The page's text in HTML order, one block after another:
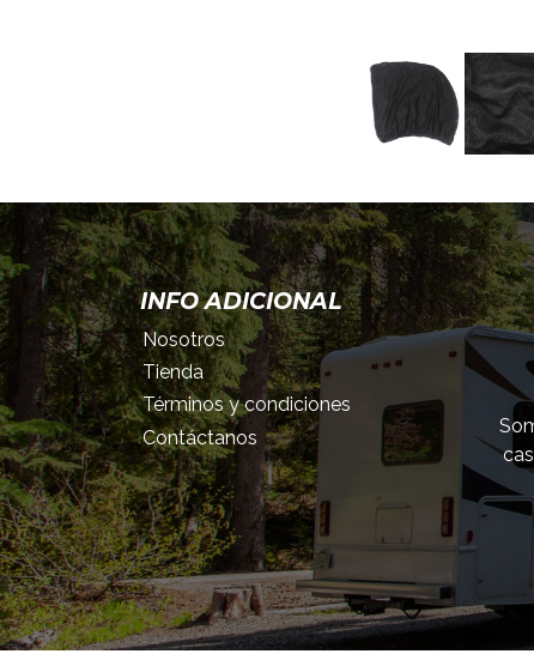
INFO ADICIONAL
Nosotros
Tienda
Términos y condiciones
Contáctanos